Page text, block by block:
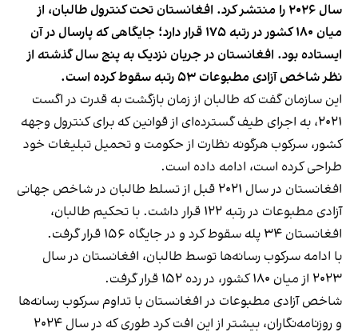
سال ۲۰۲۶ را منتشر کرد. افغانستان تحت کنترول طالبان، از
میان ۱۸۰ کشور در رتبه ۱۷۵ قرار دارد؛ جایگاهی که پارسال در آن
ایستاده بود. افغانستان در جریان نزدیک به پنج سال گذشته از
نظر شاخص آزادی مطبوعات ۵۳ رتبه سقوط کرده است.
این سازمان گفت که طالبان از زمان بازگشت به قدرت در اگست
٢٠٢١، به اجراى طيف گسترده‌اى از قوانين كه براى كنترول وجهه
كشور، سركوب هرگونه نظارت از حکومت و تحميل تبليغات خود
طراحى کرده است، ادامه داده است.
افغانستان در سال ٢٠٢١ قبل از تسلط طالبان در شاخص جهانی
آزادی مطبوعات در رتبه ۱۲۲ قرار داشت. با تحکیم طالبان،
افغانستان ۳۴ پله سقوط کرد و در جایگاه ۱۵۶ قرار گرفت.
با ادامه سرکوب رسانه‌ها توسط طالبان، افغانستان در سال
۲۰۲۳ از میان ۱۸۰ کشور، در رده ۱۵۲ قرار گرفت.
شاخص آزادی مطبوعات در افغانستان با تداوم سرکوب رسانه‌ها
و روزنامه‌نگاران، بیشتر از این افت کرد طوری که در سال ۲۰۲۴